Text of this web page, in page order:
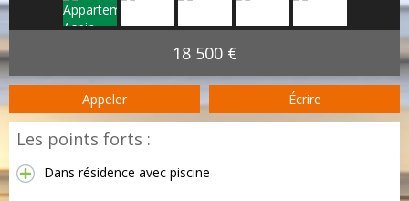
18 500 €
Appeler Écrire
Les points forts :
Dans résidence avec piscine